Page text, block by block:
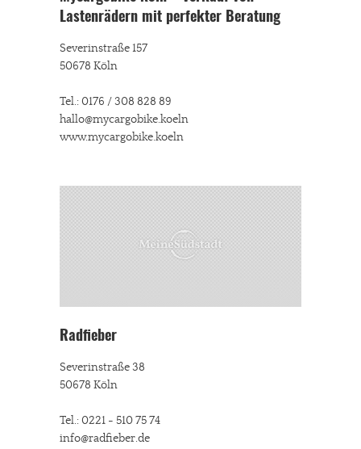
Lastenrädern mit perfekter Beratung
Severinstraße 157
50678 Köln
Tel.: 0176 / 308 828 89
hallo@mycargobike.koeln
www.mycargobike.koeln
Radfieber
Severinstraße 38
50678 Köln
Tel.: 0221 - 510 75 74
info@radfieber.de